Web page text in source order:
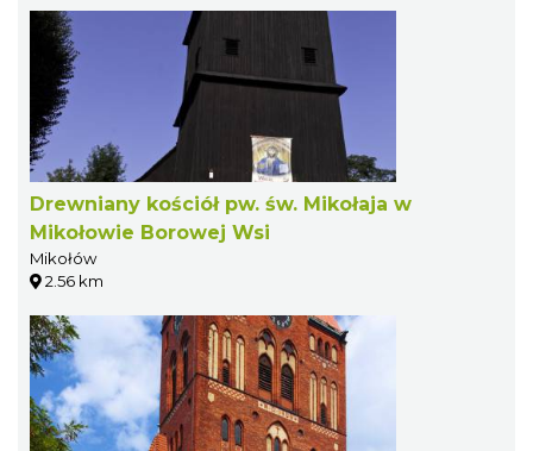
Drewniany kościół pw. św. Mikołaja w
Mikołowie Borowej Wsi
Mikołów
2.56 km